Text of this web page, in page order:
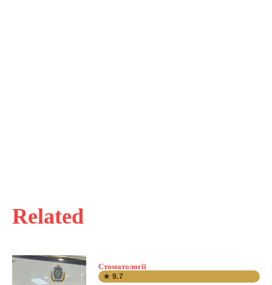
Related
Стоматології
★ 9.7